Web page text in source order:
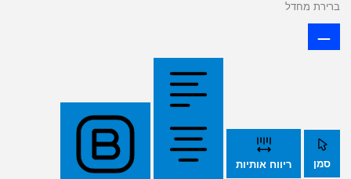
ברירת מחדל
סמן ריווח אותיות